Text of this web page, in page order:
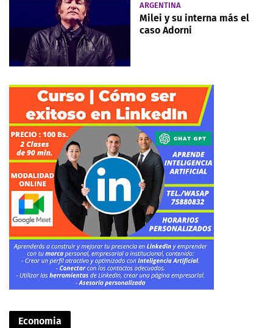
ARGENTINA
Milei y su interna más el
caso Adorni
Economia